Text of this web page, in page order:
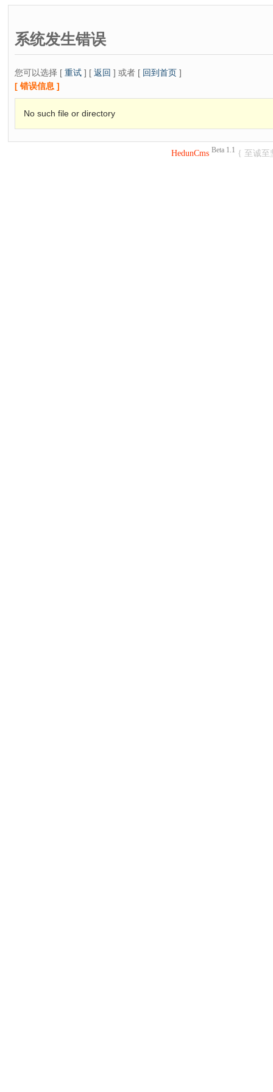
系统发生错误
您可以选择 [ 重试 ] [ 返回 ] 或者 [ 回到首页 ]
[ 错误信息 ]
No such file or directory
HedunCms Beta 1.1 { 至诚至